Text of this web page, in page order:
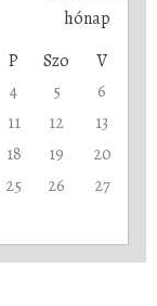
P Szo
V
4 5
6
11 12
13
18 19
20
25 26
27